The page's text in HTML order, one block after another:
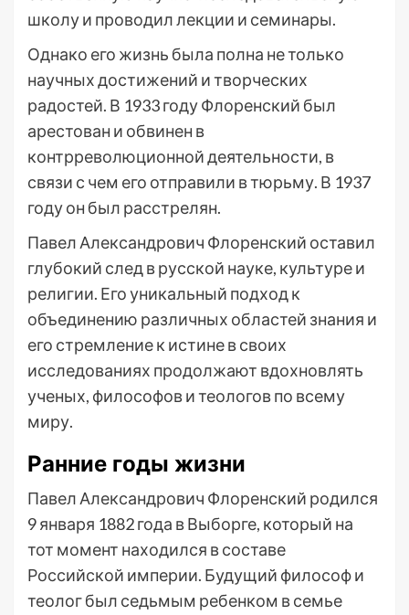
школу и проводил лекции и семинары.
Однако его жизнь была полна не только
научных достижений и творческих
радостей. В 1933 году Флоренский был
арестован и обвинен в
контрреволюционной деятельности, в
связи с чем его отправили в тюрьму. В 1937
году он был расстрелян.
Павел Александрович Флоренский оставил
глубокий след в русской науке, культуре и
религии. Его уникальный подход к
объединению различных областей знания и
его стремление к истине в своих
исследованиях продолжают вдохновлять
ученых, философов и теологов по всему
миру.
Ранние годы жизни
Павел Александрович Флоренский родился
9 января 1882 года в Выборге, который на
тот момент находился в составе
Российской империи. Будущий философ и
теолог был седьмым ребенком в семье